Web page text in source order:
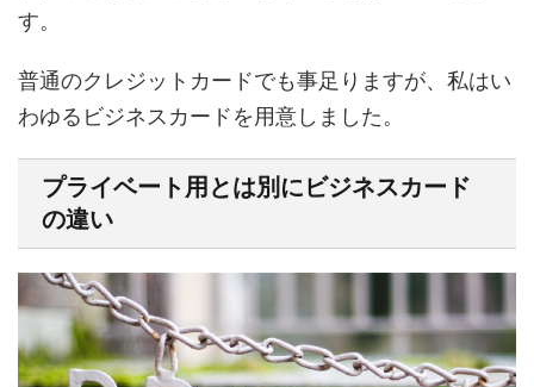
す。
普通のクレジットカードでも事足りますが、私はい
わゆるビジネスカードを用意しました。
プライベート用とは別にビジネスカード
の違い